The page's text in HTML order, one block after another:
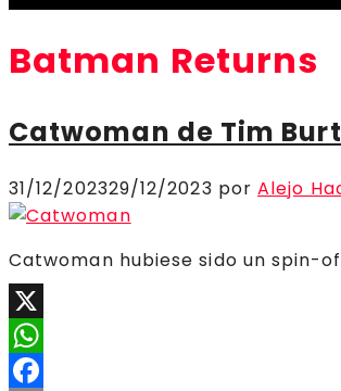
Batman Returns
Catwoman de Tim
31/12/202329/12/2023 porAlejo
Catwoman hubiese sido un spin-
X
WhatsApp